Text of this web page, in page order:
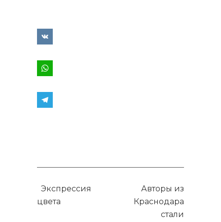
Экспрессия
цвета
Авторы из
Краснодара
стали